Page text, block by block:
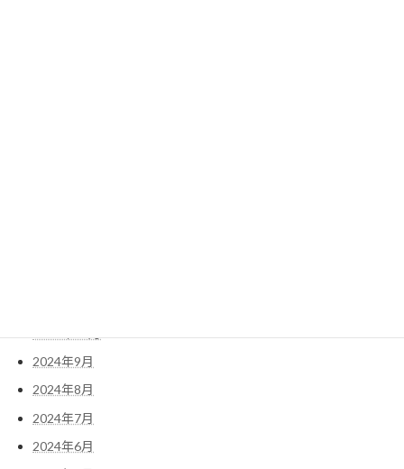
2024年9月
2024年8月
2024年7月
2024年6月